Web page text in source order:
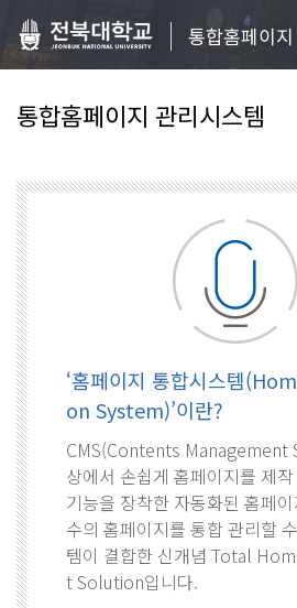
통합홈페이
통합홈페이지 관리시스템
‘홈페이지 통합시스템
on System)’이란?
CMS(Contents Management
상에서 손쉽게 홈페이지를 제
기능을 장착한 자동화된 홈페
수의 홈페이지를 통합 관리할
템이 결합한 신개념 Total
t Solution입니다.